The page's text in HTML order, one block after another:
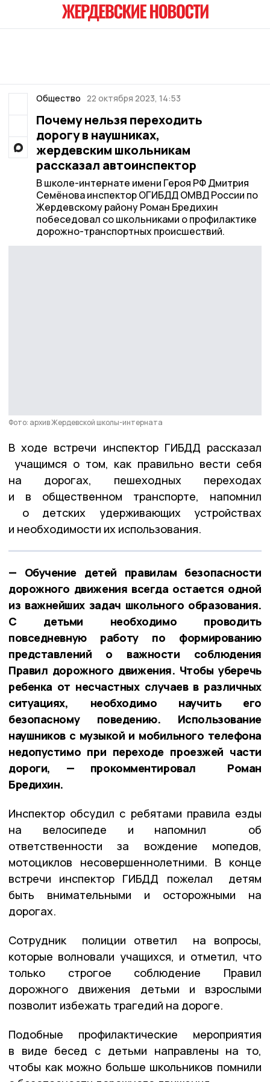
Общество 22 октября 2023, 14:53
Почему нельзя переходить
дорогу в наушниках,
жердевским школьникам
рассказал автоинспектор
В школе-интернате имени Героя РФ Дмитрия
Семëнова инспектор ОГИБДД ОМВД России по
Жердевскому району Роман Бредихин
побеседовал со школьниками о профилактике
дорожно-транспортных происшествий.
Фото: архив Жердевской школы-интерната
В ходе встречи инспектор ГИБДД рассказал
учащимся о том, как правильно вести себя
на дорогах, пешеходных переходах
и в общественном транспорте, напомнил
о детских удерживающих устройствах
и необходимости их использования.
— Обучение детей правилам безопасности
дорожного движения всегда остается одной
из важнейших задач школьного образования.
С детьми необходимо проводить
повседневную работу по формированию
представлений о важности соблюдения
Правил дорожного движения. Чтобы уберечь
ребенка от несчастных случаев в различных
ситуациях, необходимо научить его
безопасному поведению. Использование
наушников с музыкой и мобильного телефона
недопустимо при переходе проезжей части
дороги, — прокомментировал Роман
Бредихин.
Инспектор обсудил с ребятами правила езды
на велосипеде и напомнил об
ответственности за вождение мопедов,
мотоциклов несовершеннолетними. В конце
встречи инспектор ГИБДД пожелал детям
быть внимательными и осторожными на
дорогах.
Сотрудник полиции ответил на вопросы,
которые волновали учащихся, и отметил, что
только строгое соблюдение Правил
дорожного движения детьми и взрослыми
позволит избежать трагедий на дороге.
Подобные профилактические мероприятия
в виде бесед с детьми направлены на то,
чтобы как можно больше школьников помнили